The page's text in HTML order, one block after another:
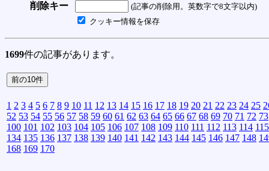
削除キー
(記事の削除用。英数字で8文字以内)
クッキー情報を保存
1699件の記事があります。
1 2 3 4 5 6 7 8 9 10 11 12 13 14 15 16 17 18 19 20 21 22 23 24 25
52 53 54 55 56 57 58 59 60 61 62 63 64 65 66 67 68 69 70 71 72 73
100 101 102 103 104 105 106 107 108 109 110 111 112 113 114 115
134 135 136 137 138 139 140 141 142 143 144 145 146 147 148
168 169 170